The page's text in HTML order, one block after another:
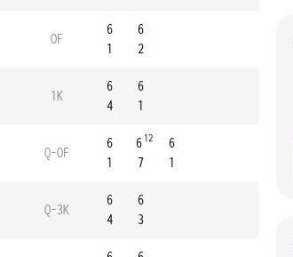
OF
6
1
6
2
1K
6
4
6
1
Q-OF
6
1
6 12
7
6
1
Q-3K
6
4
6
3